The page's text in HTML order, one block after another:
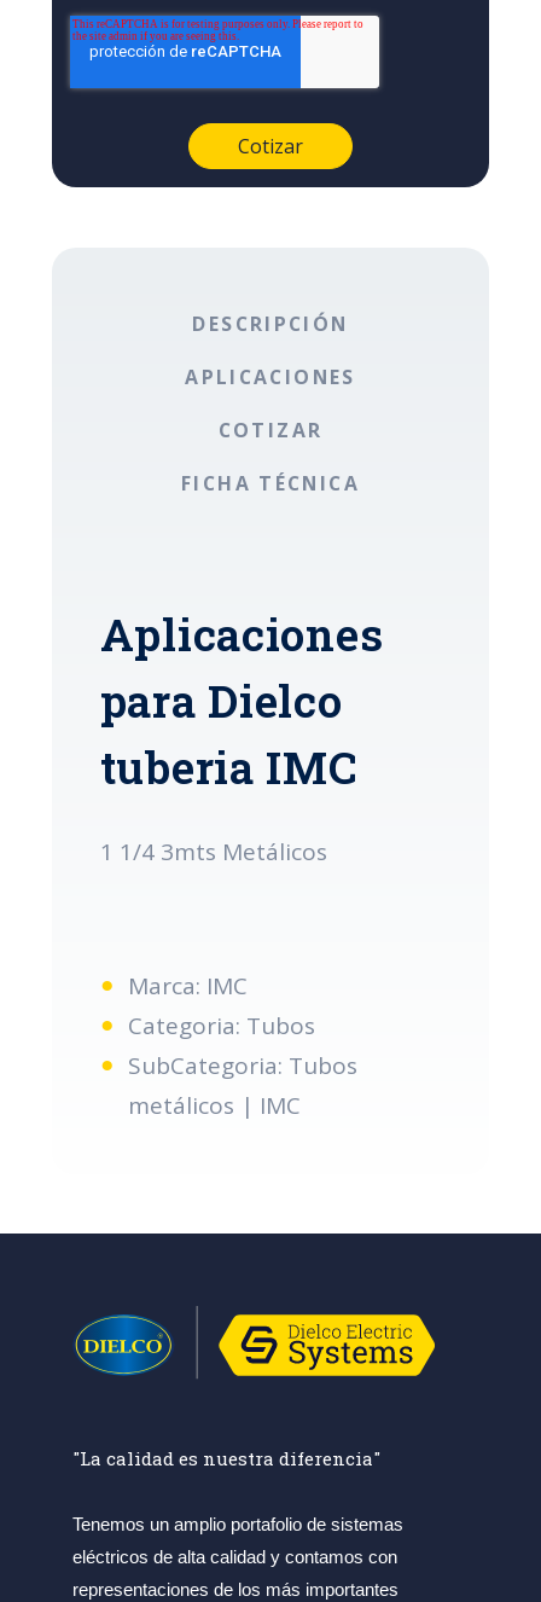
DESCRIPCIÓN
APLICACIONES
COTIZAR
FICHA TÉCNICA
Aplicaciones
para Dielco
tuberia IMC
1 1/4 3mts Metálicos
Marca: IMC
Categoria: Tubos
SubCategoria: Tubos
metálicos | IMC
"La calidad es nuestra diferencia"
Tenemos un amplio portafolio de sistemas
eléctricos de alta calidad y contamos con
representaciones de los más importantes